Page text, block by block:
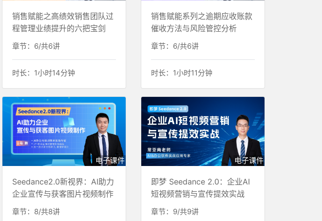
销售赋能之高绩效销售团队过
程管理业绩提升的六把宝剑
章节：6/共6讲
时长：1小时14分钟
销售赋能系列之逾期应收账款
催收方法与风险管控分析
章节：6/共6讲
时长：1小时11分钟
电子课件
Seedance2.0新视界：AI助力
企业宣传与获客图片视频制作
章节：8/共8讲
电子课件
即梦 Seedance 2.0：企业AI
短视频营销与宣传提效实战
章节：9/共9讲